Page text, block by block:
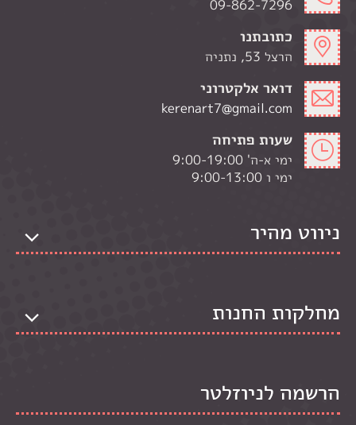
09-862-7296
כתובתנו
הרצל 53, נתניה
דואר אלקטרוני
kerenart7@gmail.com
שעות פתיחה
ימי א-ה' 9:00-19:00
ימי ו 9:00-13:00
ניווט מהיר
מחלקות החנות
הרשמה לניוזלטר